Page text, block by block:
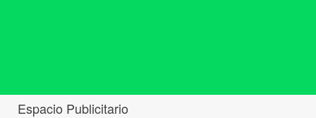
Espacio Publicitario